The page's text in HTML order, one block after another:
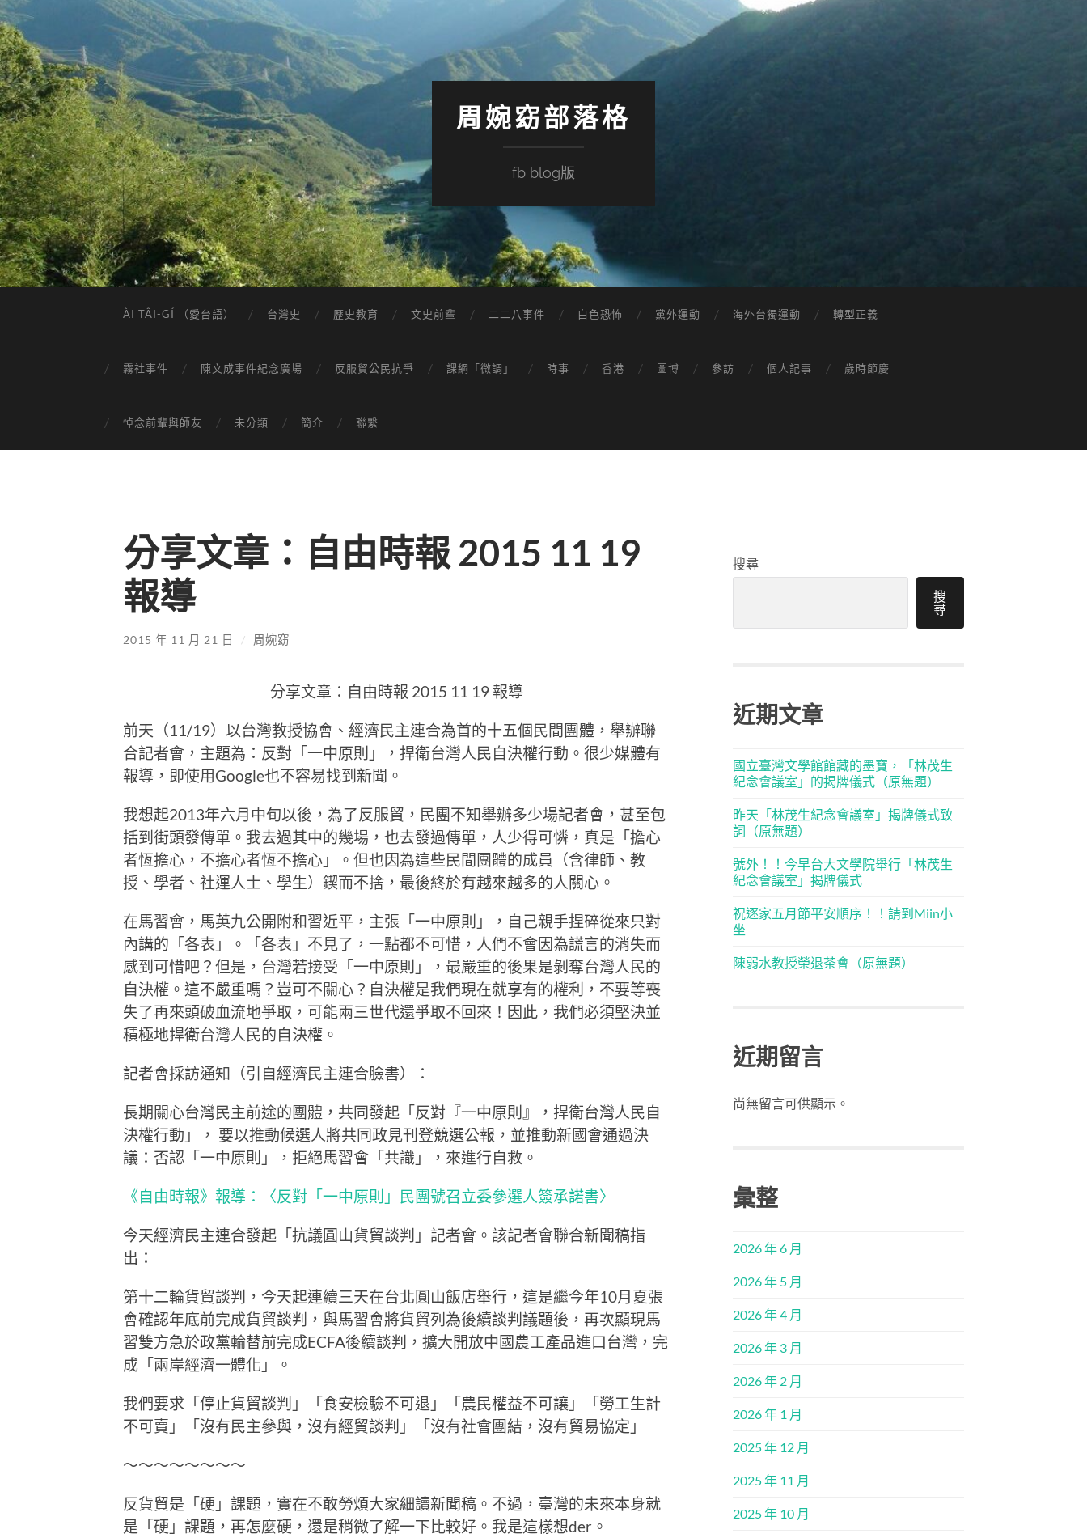
周婉窈部落格
fb blog版
ÀI TÂI-GÍ （愛台語） 台灣史 歷史教育 文史前輩 二二八事件 白色恐怖 黨外運動 海外台獨運動 轉型正義
霧社事件 陳文成事件紀念廣場 反服貿公民抗爭 課綱「微調」 時事 香港 圖博 參訪 個人記事 歲時節慶
悼念前輩與師友 未分類 簡介 聯繫
分享文章：自由時報 2015 11 19
報導
2015 年 11 月 21 日 / 周婉窈
分享文章：自由時報 2015 11 19 報導
前天（11/19）以台灣教授協會、經濟民主連合為首的十五個民間團體，舉辦聯
合記者會，主題為：反對「一中原則」，捍衛台灣人民自決權行動。很少媒體有
報導，即使用Google也不容易找到新聞。
我想起2013年六月中旬以後，為了反服貿，民團不知舉辦多少場記者會，甚至包
括到街頭發傳單。我去過其中的幾場，也去發過傳單，人少得可憐，真是「擔心
者恆擔心，不擔心者恆不擔心」。但也因為這些民間團體的成員（含律師、教
授、學者、社運人士、學生）鍥而不捨，最後終於有越來越多的人關心。
在馬習會，馬英九公開附和習近平，主張「一中原則」，自己親手捏碎從來只對
內講的「各表」。「各表」不見了，一點都不可惜，人們不會因為謊言的消失而
感到可惜吧？但是，台灣若接受「一中原則」，最嚴重的後果是剝奪台灣人民的
自決權。這不嚴重嗎？豈可不關心？自決權是我們現在就享有的權利，不要等喪
失了再來頭破血流地爭取，可能兩三世代還爭取不回來！因此，我們必須堅決並
積極地捍衛台灣人民的自決權。
記者會採訪通知（引自經濟民主連合臉書）：
長期關心台灣民主前途的團體，共同發起「反對『一中原則』，捍衛台灣人民自
決權行動」， 要以推動候選人將共同政見刊登競選公報，並推動新國會通過決
議：否認「一中原則」，拒絕馬習會「共識」，來進行自救。
《自由時報》報導：〈反對「一中原則」民團號召立委參選人簽承諾書〉
今天經濟民主連合發起「抗議圓山貨貿談判」記者會。該記者會聯合新聞稿指
出：
第十二輪貨貿談判，今天起連續三天在台北圓山飯店舉行，這是繼今年10月夏張
會確認年底前完成貨貿談判，與馬習會將貨貿列為後續談判議題後，再次顯現馬
習雙方急於政黨輪替前完成ECFA後續談判，擴大開放中國農工產品進口台灣，完
成「兩岸經濟一體化」。
我們要求「停止貨貿談判」「食安檢驗不可退」「農民權益不可讓」「勞工生計
不可賣」「沒有民主參與，沒有經貿談判」「沒有社會團結，沒有貿易協定」
～～～～～～～～
反貨貿是「硬」課題，實在不敢勞煩大家細讀新聞稿。不過，臺灣的未來本身就
是「硬」課題，再怎麼硬，還是稍微了解一下比較好。我是這樣想der。
搜尋
搜
尋
近期文章
國立臺灣文學館館藏的墨寶，「林茂生
紀念會議室」的揭牌儀式（原無題）
昨天「林茂生紀念會議室」揭牌儀式致
詞（原無題）
號外！！今早台大文學院舉行「林茂生
紀念會議室」揭牌儀式
祝逐家五月節平安順序！！請到Miin小
坐
陳弱水教授榮退茶會（原無題）
近期留言
尚無留言可供顯示。
彙整
2026 年 6 月
2026 年 5 月
2026 年 4 月
2026 年 3 月
2026 年 2 月
2026 年 1 月
2025 年 12 月
2025 年 11 月
2025 年 10 月